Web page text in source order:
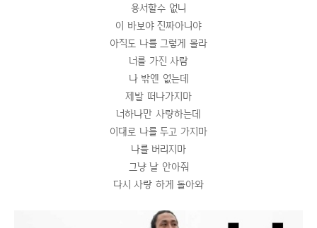
용서할수 없니
이 바보야 진짜아니야
아직도 나를 그렇게 몰라
너를 가진 사람
나 밖엔 없는데
제발 떠나가지마
너하나만 사랑하는데
이대로 나를 두고 가지마
나를 버리지마
그냥 날 안아줘
다시 사랑 하게 돌아와